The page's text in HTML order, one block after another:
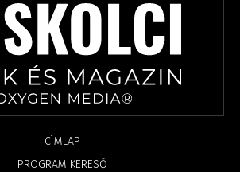
CÍMLAP
PROGRAM KERESŐ